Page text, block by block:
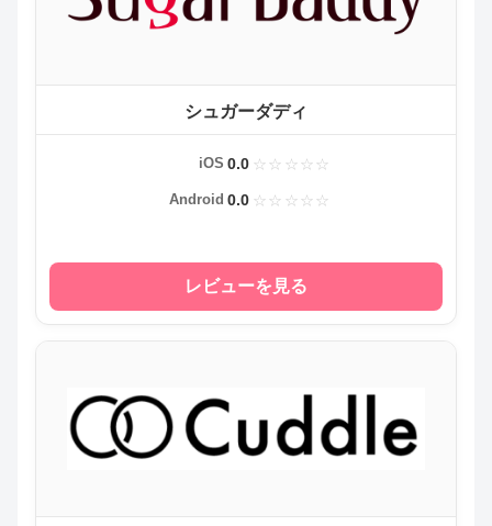
シュガーダディ
iOS 0.0
Android 0.0
レビューを見る